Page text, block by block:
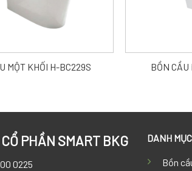
MỘT KHỐI H-BC229S BỒN CẦU
PHẦN SMART BKG
0225
DANH
Bồn